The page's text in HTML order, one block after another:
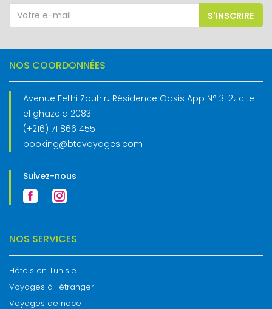
S'INSCRIRE
NOS COORDONNÉES
Avenue Fethi Zouhir، Résidence Oasis App N° 3-2، cite
el ghazela 2083
(+216) 71 866 455
booking@btevoyages.com
Suivez-nous
NOS SERVICES
Hôtels en Tunisie
Voyages à l'étranger
Voyages de noce